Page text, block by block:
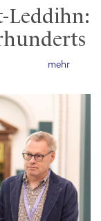
Leddihn:
mehr